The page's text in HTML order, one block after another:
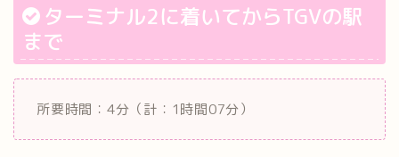
ターミナル2に着いてからTGVの駅
まで
所要時間：4分（計：1時間07分）